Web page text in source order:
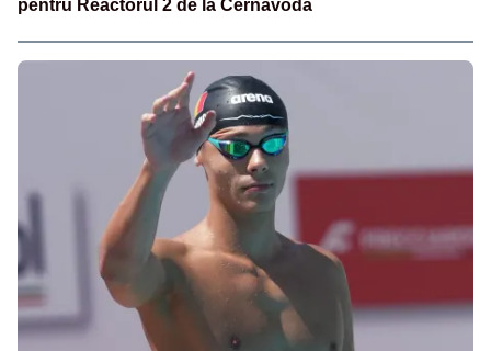
pentru Reactorul 2 de la Cernavodă